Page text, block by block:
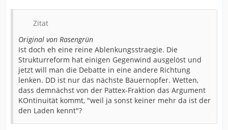
Zitat
Original von Rasengrün
Ist doch eh eine reine Ablenkungsstraegie. Die
Strukturreform hat einigen Gegenwind ausgelöst und
jetzt will man die Debatte in eine andere Richtung
lenken. DD ist nur das nächste Bauernopfer. Wetten,
dass demnächst von der Pattex-Fraktion das Argument
KOntinuität kommt, "weil ja sonst keiner mehr da ist der
den Laden kennt"?